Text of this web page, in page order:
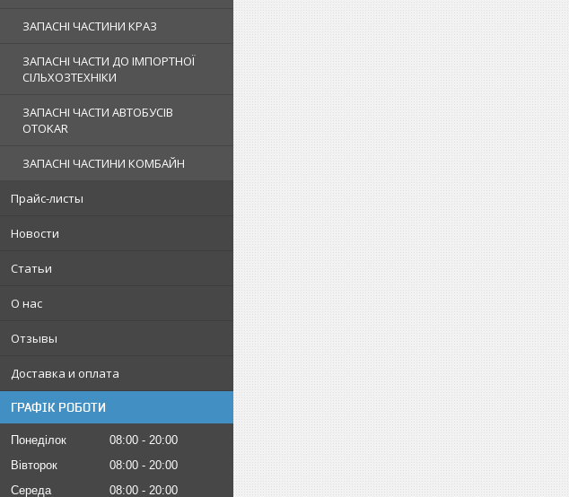
ЗАПАСНІ ЧАСТИНИ КРАЗ
ЗАПАСНІ ЧАСТИ ДО ІМПОРТНОЇ
СІЛЬХОЗТЕХНІКИ
ЗАПАСНІ ЧАСТИ АВТОБУСІВ
OTOKAR
ЗАПАСНІ ЧАСТИНИ КОМБАЙН
Прайс-листы
Новости
Статьи
О нас
Отзывы
Доставка и оплата
ГРАФІК РОБОТИ
Понеділок 08:00
20:00
Вівторок
08:00
20:00
Середа
08:00
20:00